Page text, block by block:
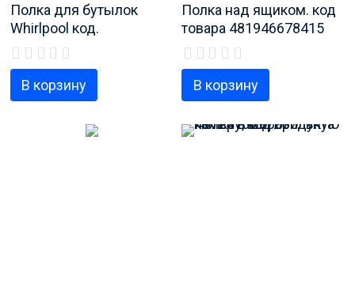
Полка для бутылок
Whirlpool код.
481244079295
В корзину
Полка над ящиком. код
товара 481946678415
В корзину